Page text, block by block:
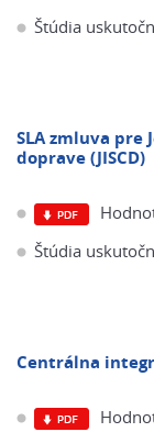
Štúdia
SLA zmluva
doprave (JISCD)
Štúdia
Centrálna